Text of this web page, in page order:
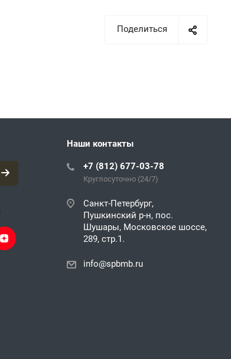
Поделиться
Наши контакты
+7 (812) 677-03-78
Круглосуточно (24/7)
Санкт-Петербург,
Пушкинский р-н, пос.
Шушары, Московское шоссе,
289, стр.1.
info@spbmb.ru